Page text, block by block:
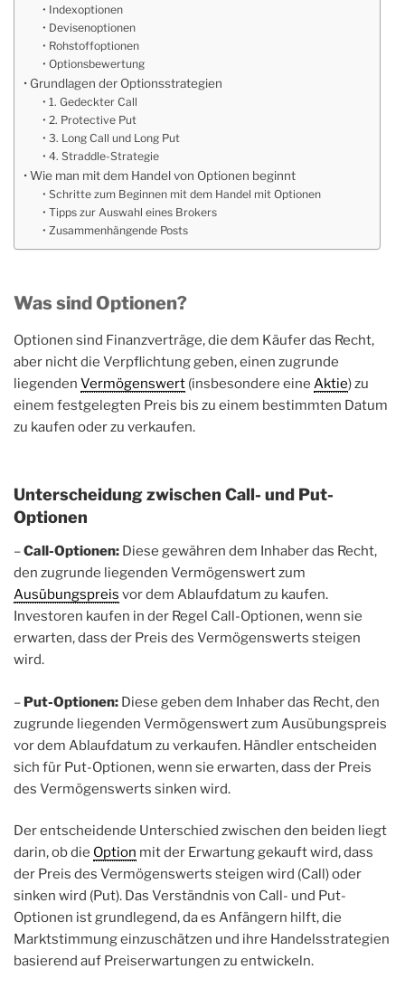
Indexoptionen
Devisenoptionen
Rohstoffoptionen
Optionsbewertung
Grundlagen der Optionsstrategien
1. Gedeckter Call
2. Protective Put
3. Long Call und Long Put
4. Straddle-Strategie
Wie man mit dem Handel von Optionen beginnt
Schritte zum Beginnen mit dem Handel mit Optionen
Tipps zur Auswahl eines Brokers
Zusammenhängende Posts
Was sind Optionen?
Optionen sind Finanzverträge, die dem Käufer das Recht,
aber nicht die Verpflichtung geben, einen zugrunde
liegenden Vermögenswert (insbesondere eine Aktie) zu
einem festgelegten Preis bis zu einem bestimmten Datum
zu kaufen oder zu verkaufen.
Unterscheidung zwischen Call- und Put-
Optionen
–Call-Optionen: Diese gewähren dem Inhaber das Recht,
den zugrunde liegenden Vermögenswert zum
Ausübungspreis vor dem Ablaufdatum zu kaufen.
Investoren kaufen in der Regel Call-Optionen, wenn sie
erwarten, dass der Preis des Vermögenswerts steigen
wird.
– Put-Optionen: Diese geben dem Inhaber das Recht, den
zugrunde liegenden Vermögenswert zum Ausübungspreis
vor dem Ablaufdatum zu verkaufen. Händler entscheiden
sich für Put-Optionen, wenn sie erwarten, dass der Preis
des Vermögenswerts sinken wird.
Der entscheidende Unterschied zwischen den beiden liegt
darin, ob die Option mit der Erwartung gekauft wird, dass
der Preis des Vermögenswerts steigen wird (Call) oder
sinken wird (Put). Das Verständnis von Call- und Put-
Optionen ist grundlegend, da es Anfängern hilft, die
Marktstimmung einzuschätzen und ihre Handelsstrategien
basierend auf Preiserwartungen zu entwickeln.